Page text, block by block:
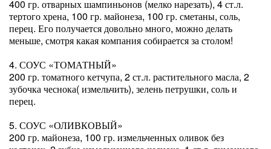
400 гр. отварных шампиньонов (мелко нарезать), 4 ст.л.
тертого хрена, 100 гр. майонеза, 100 гр. сметаны, соль,
перец. Его получается довольно много, можно делать
меньше, смотря какая компания собирается за столом!
4. СОУС «ТОМАТНЫЙ»
200 гр. томатного кетчупа, 2 ст.л. растительного масла, 2
зубочка чеснока( измельчить), зелень петрушки, соль и
перец.
5. СОУС «ОЛИВКОВЫЙ»
200 гр. майонеза, 100 гр. измельченных оливок без